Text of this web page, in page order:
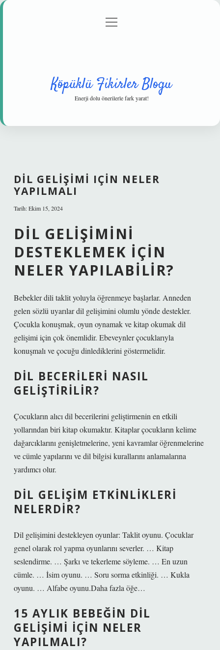
Gizlilik Politikası
menüyü
Köpüklü Fikirler Blogu
Enerji dolu önerilerle fark yarat!
DIL GELIŞIMI IÇIN NELER
YAPILMALI
Tarih: Ekim 15, 2024
DIL GELIŞIMINI
DESTEKLEMEK IÇIN
NELER YAPILABILIR?
Bebekler dili taklit yoluyla öğrenmeye başlarlar. Anneden
gelen sözlü uyarılar dil gelişimini olumlu yönde destekler.
Çocukla konuşmak, oyun oynamak ve kitap okumak dil
gelişimi için çok önemlidir. Ebeveynler çocuklarıyla
konuşmalı ve çocuğu dinlediklerini göstermelidir.
DIL BECERILERI NASIL
GELIŞTIRILIR?
Çocukların alıcı dil becerilerini geliştirmenin en etkili
yollarından biri kitap okumaktır. Kitaplar çocukların kelime
dağarcıklarını genişletmelerine, yeni kavramlar öğrenmelerine
ve cümle yapılarını ve dil bilgisi kurallarını anlamalarına
yardımcı olur.
DIL GELIŞIM ETKINLIKLERI
NELERDIR?
Dil gelişimini destekleyen oyunlar: Taklit oyunu. Çocuklar
genel olarak rol yapma oyunlarını severler. … Kitap
seslendirme. … Şarkı ve tekerleme söyleme. … En uzun
cümle. … İsim oyunu. … Soru sorma etkinliği. … Kukla
oyunu. … Alfabe oyunu.Daha fazla öğe…
15 AYLIK BEBEĞIN DIL
GELIŞIMI IÇIN NELER
YAPILMALI?